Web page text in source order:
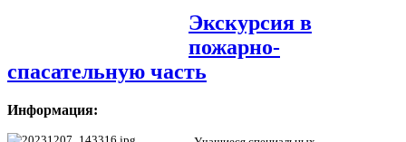
Экскурсия в
пожарно-
спасательную часть
Информация: